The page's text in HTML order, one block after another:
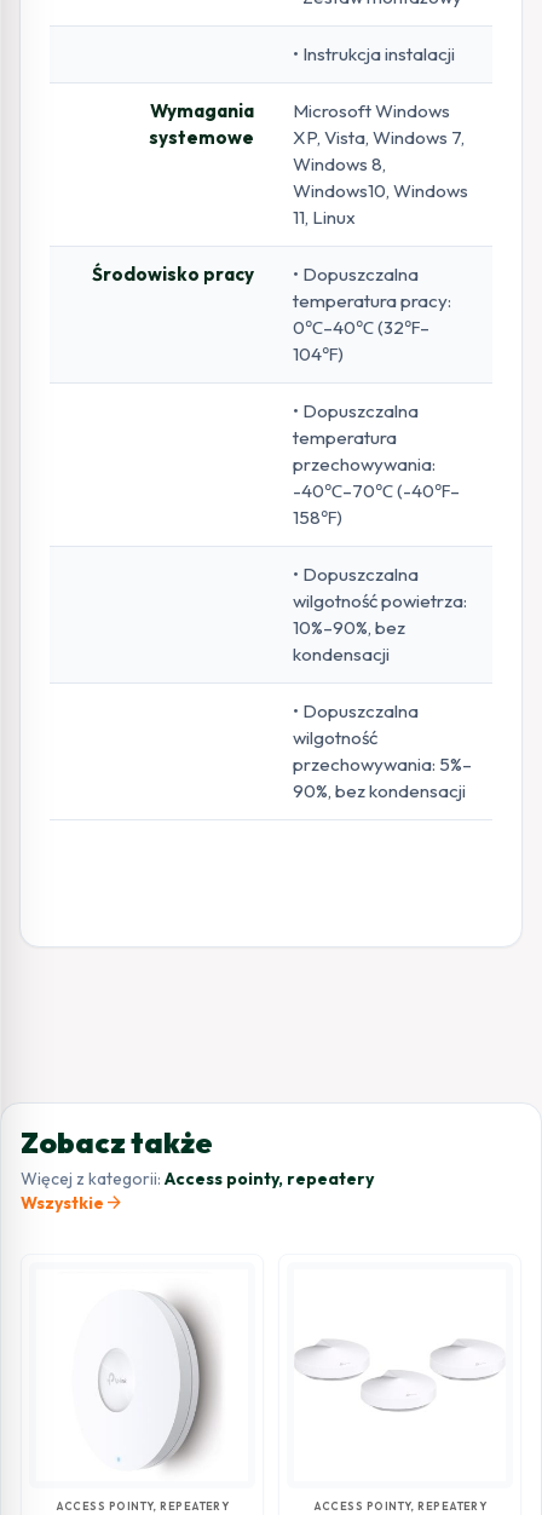
• Instrukcja instalacji
Wymagania
systemowe
Microsoft Windows
XP, Vista, Windows 7,
Windows 8,
Windows10, Windows
11, Linux
Środowisko pracy
• Dopuszczalna
temperatura pracy:
0℃–40℃ (32℉–
104℉)
• Dopuszczalna
temperatura
przechowywania:
-40℃–70℃ (-40℉–
158℉)
• Dopuszczalna
wilgotność powietrza:
10%–90%, bez
kondensacji
• Dopuszczalna
wilgotność
przechowywania: 5%–
90%, bez kondensacji
Zobacz także
Więcej z kategorii: Access pointy, repeatery
Wszystkie arrow_forward
ACCESS POINTY, REPEATERY ACCESS POINTY, REPEATERY